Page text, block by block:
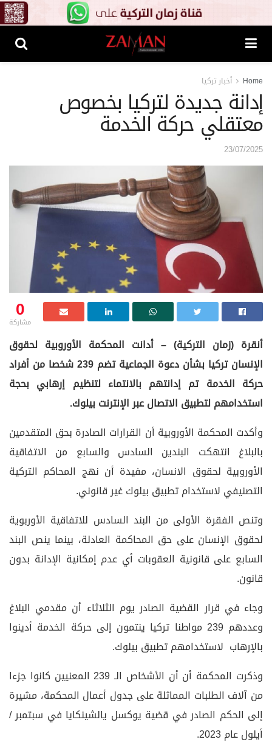
Home أخبار تركيا
إدانة جديدة لتركيا بخصوص
معتقلي حركة الخدمة
23/07/2025
0
مشاركة
أنقرة (زمان التركية) – أدانت المحكمة الأوروبية لحقوق
الإنسان تركيا بشأن
دعوة الجماعية تضم 239 شخصا من أفراد
حركة الخدمة تم إدانتهم بالانتماء لتنظيم إرهابي بحجة
استخدامهم لتطبيق الاتصال عبر الإنترنت بيلوك.
وأكدت المحكمة الأوروبية أن القرارات الصادرة بحق المتقدمين
بالبلاغ انتهكت البندين السادس والسابع من الاتفاقية
الأوروبية لحقوق الانسان، مفيدة أن نهج المحاكم التركية
التصنيفي لاستخدام تطبيق بيلوك غير قانوني.
وتنص الفقرة الأولى من البند السادس للاتفاقية الأوربوية
لحقوق الإنسان على حق المحاكمة العادلة، بينما ينص البند
السابع على قانونية العقوبات أي عدم إمكانية الإدانة بدون
قانون.
وجاء في قرار القضية الصادر يوم الثلاثاء أن مقدمي البلاغ
وعددهم 239 مواطنا تركيا ينتمون إلى حركة الخدمة أدينوا
بالإرهاب لاستخدامهم تطبيق بيلوك.
وذكرت المحكمة أن أن الأشخاص الـ 239 المعنيين كانوا جزءا
من آلاف الطلبات المماثلة على جدول أعمال المحكمة، مشيرة
إلى الحكم الصادر في قضية يوكسل يالشينكايا في سبتمبر /
أيلول عام 2023.